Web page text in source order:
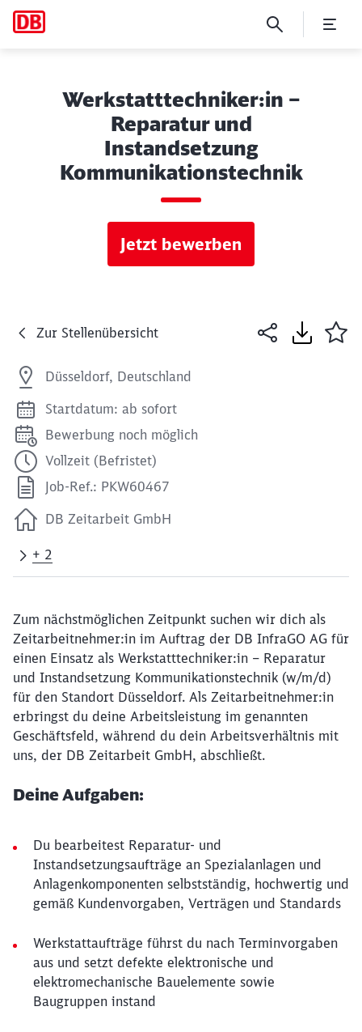
Werkstatttechniker:in –
Reparatur und
Instandsetzung
Kommunikationstechnik
Jetzt bewerben
Zur Stellenübersicht
Düsseldorf, Deutschland
Startdatum: ab sofort
Bewerbung noch möglich
Vollzeit (Befristet)
Job-Ref.: PKW60467
DB Zeitarbeit GmbH
+ 2
Zum nächstmöglichen Zeitpunkt suchen wir dich als
Zeitarbeitnehmer:in im Auftrag der DB InfraGO AG für
einen Einsatz als Werkstatttechniker:in – Reparatur
und Instandsetzung Kommunikationstechnik (w/m/d)
für den Standort Düsseldorf. Als Zeitarbeitnehmer:in
erbringst du deine Arbeitsleistung im genannten
Geschäftsfeld, während du dein Arbeitsverhältnis mit
uns, der DB Zeitarbeit GmbH, abschließt.
Deine Aufgaben:
Du bearbeitest Reparatur- und
Instandsetzungsaufträge an Spezialanlagen und
Anlagenkomponenten selbstständig, hochwertig und
gemäß Kundenvorgaben, Verträgen und Standards
Werkstattaufträge führst du nach Terminvorgaben
aus und setzt defekte elektronische und
elektromechanische Bauelemente sowie
Baugruppen instand